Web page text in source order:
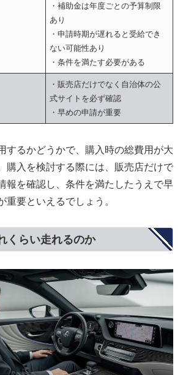
・補助金は年度ごとの予算制限
あり
・申請時期が遅れると受給でき
ない可能性あり
・条件を満たす必要がある
・販売店だけでなく自治体の公
式サイトを必ず確認
・早めの申請が重要
するかどうかで、購入時の総費用が大
購入を検討する際には、販売店だけで
報を確認し、条件を満たしたうえで早
重要といえるでしょう。
くらい走れるのか